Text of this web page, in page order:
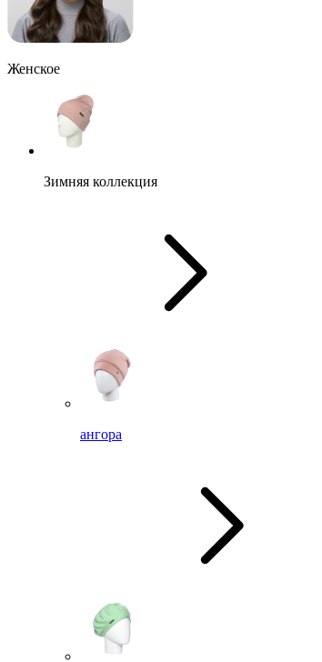
Женское
Зимняя коллекция
ангора